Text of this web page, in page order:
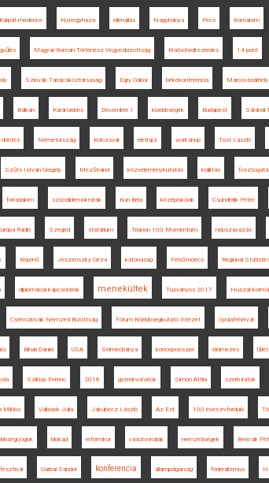
Kárpát-medence Nyíregyháza ellenállás Nagybánya Pécs Komárom
Magyar-Román Történész Vegyesbizottság Kratochwill ezredes 14 pont
Szlovák Tanácsköztársaság Egry Gábor békekonferencia Marosvásárhely
Balkán Karánsebes December 1 kisebbségek Budapest Sárándi
döntés Németország Kolozsvár életrajz workshop Tost László
Szűts István Gergely Mezőbánd közvéleménykutatás kiállítás
forradalom szociáldemokraták Kun Béla középiskolák Csunderlik Péter
Rádió Szeged statárium Trianon 100 Momentum népszavazás
Kisjenő Jeszenszky Géza katonaság Felsőmoécs Regional
diplomáciai kapcsolatok menekültek Tusványos 2017 Huszár-
Csehszlovák Nemzeti Bizottság Fórum Kisebbségkutató Intézet Gyulafehérvár
Bihari Dániel USA Selmecbánya koncepciós per élelmezés
Sziklay Ferenc 2018 gyerekvonatok Simon Attila szerb iratok
Miklós Vallasek Júlia Jakubecz László Az Est 100 éves évforduló
jogok blokád reformkor vasútvonalak nemzetiségek Bencsik
Garbai Sándor konferencia állampolgárság föderalizmus